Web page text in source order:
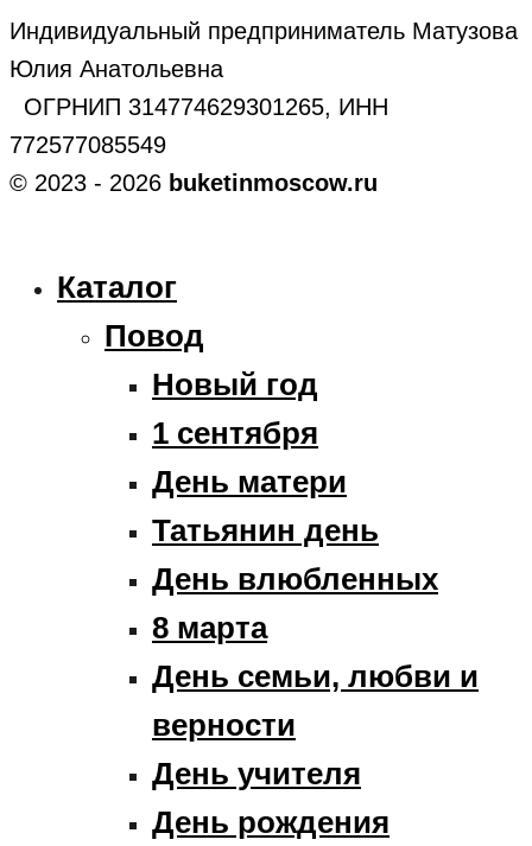
Индивидуальный предприниматель Матузова
Юлия Анатольевна
ОГРНИП 314774629301265, ИНН
772577085549
© 2023 - 2026 buketinmoscow.ru
Каталог
Повод
Новый год
1 сентября
День матери
Татьянин день
День влюбленных
8 марта
День семьи, любви и
верности
День учителя
День рождения